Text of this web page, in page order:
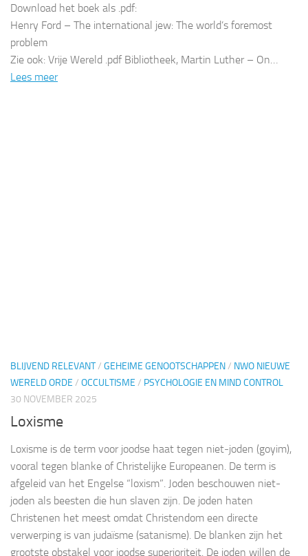
Download het boek als .pdf:
Henry Ford – The international jew: The world’s foremost
problem
Zie ook: Vrije Wereld .pdf Bibliotheek, Martin Luther – On…
Lees meer
BLIJVEND RELEVANT/ GEHEIME GENOOTSCHAPPEN/ NWO NIEUWE
WERELD ORDE / OCCULTISME / PSYCHOLOGIE EN MIND CONTROL
30 NOVEMBER 2025
Loxisme
Loxisme is de term voor joodse haat tegen niet‑joden (goyim),
vooral tegen blanke of Christelijke Europeanen. De term is
afgeleid van het Engelse “loxism”. Joden beschouwen niet-
joden als beesten die hun slaven zijn. De joden haten
Christenen het meest omdat Christendom een directe
verwerping is van judaïsme (satanisme). De blanken zijn het
grootste obstakel voor joodse superioriteit. De joden willen de